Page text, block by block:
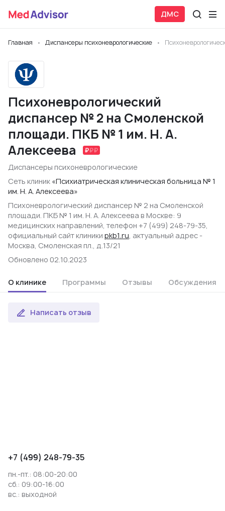
ДМС
Главная Диспансеры психоневрологические
Психоневрологический
диспансер № 2 на Смоленской
площади. ПКБ № 1 им. Н. А.
Алексеева
Диспансеры психоневрологические
Сеть клиник «Психиатрическая клиническая больница № 1
им. Н. А. Алексеева»
Психоневрологический диспансер № 2 на Смоленской
площади. ПКБ № 1 им. Н. А. Алексеева в Москве: 9
медицинских направлений, телефон +7 (499) 248-79-35,
официальный сайт клиники pkb1.ru, актуальный адрес -
Москва, Смоленская пл., д.13/21
Обновлено 02.10.2023
О клинике Программы Отзывы Обсуждения
Написать отзыв
+7 (499) 248-79-35
пн.-пт.: 08:00-20:00
сб.: 09:00-16:00
вс.: выходной